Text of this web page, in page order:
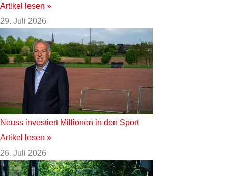
Artikel lesen »
29. Juli 2026
Neuss investiert Millionen in den Sport
Artikel lesen »
26. Juli 2026